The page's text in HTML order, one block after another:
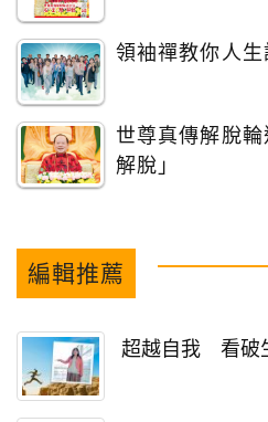
領袖禪教你人生
世尊真傳解脫輪
解脫」
編輯推薦
超越自我 看破